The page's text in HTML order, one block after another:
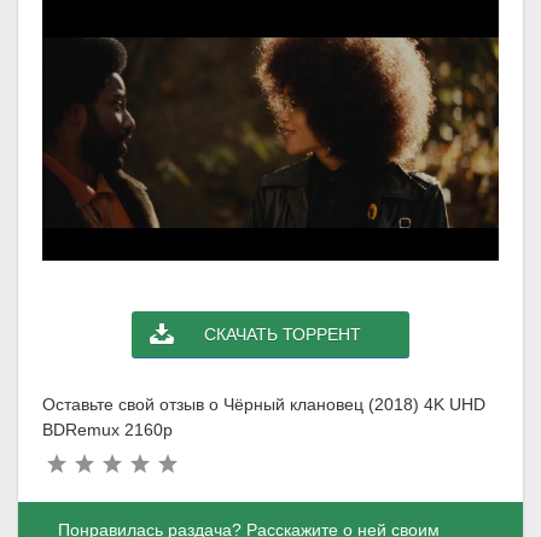
СКАЧАТЬ ТОРРЕНТ
Оставьте свой отзыв о Чёрный клановец (2018) 4K UHD
BDRemux 2160p
Понравилась раздача? Расскажите о ней своим